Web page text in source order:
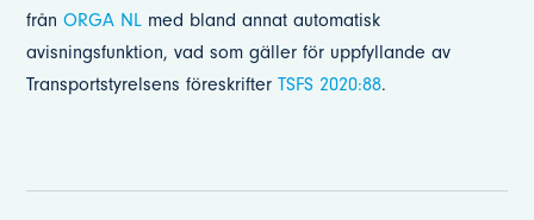
frånORGA NL med bland annat automatisk
avisningsfunktion, vad som gäller för uppfyllande av
Transportstyrelsens föreskrifterTSFS 2020:88.